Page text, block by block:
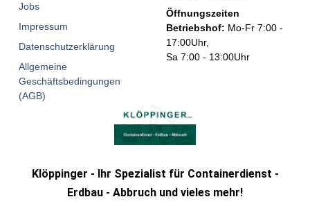
Klöppinger - Ihr Spezialist für Containerdienst -
Erdbau - Abbruch und vieles mehr!
Jobs
Impressum
Datenschutzerklärung
Allgemeine
Geschäftsbedingungen
(AGB)
Öffnungszeiten
Betriebshof: Mo-Fr 7:00 -
17:00Uhr,
Sa 7:00 - 13:00Uhr